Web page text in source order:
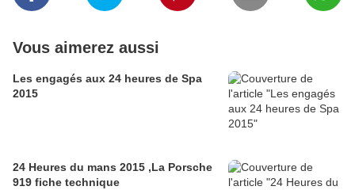
Vous aimerez aussi
Les engagés aux 24 heures de Spa
2015
24 Heures du mans 2015 ,La Porsche
919 fiche technique